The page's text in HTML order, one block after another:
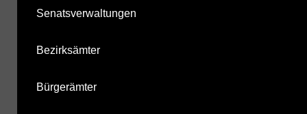
Senatsverwaltungen
Bezirksämter
Bürgerämter